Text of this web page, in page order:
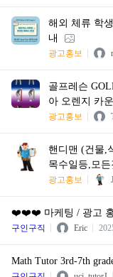
해외 체류 학
내
광고홍보
골프레슨
아 오렌지 카
광고홍보
핸디맨 (건물,
목수일등,모
광고홍보
❤️❤️❤️ 마케팅 / 광고
구인구직 Eric
Math Tutor 3rd-7th